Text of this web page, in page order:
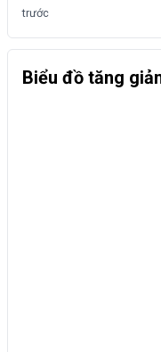
trước
Biểu đồ tăng